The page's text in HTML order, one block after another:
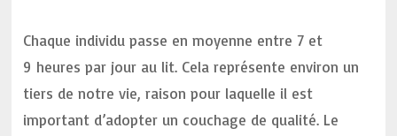
Chaque individu passe en moyenne entre 7 et
9 heures par jour au lit. Cela représente environ un
tiers de notre vie, raison pour laquelle il est
important d’adopter un couchage de qualité. Le